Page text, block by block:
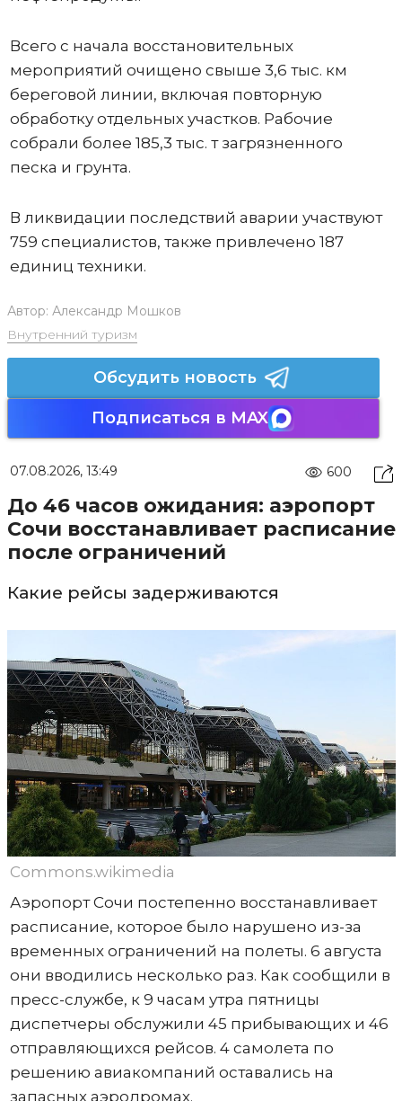
Всего с начала восстановительных
мероприятий очищено свыше 3,6 тыс. км
береговой линии, включая повторную
обработку отдельных участков. Рабочие
собрали более 185,3 тыс. т загрязненного
песка и грунта.
В ликвидации последствий аварии участвуют
759 специалистов, также привлечено 187
единиц техники.
Автор: Александр Мошков
Внутренний туризм
Обсудить новость
Подписаться в MAX
07.08.2026, 13:49 600
До 46 часов ожидания: аэропорт
Сочи восстанавливает расписание
после ограничений
Какие рейсы задерживаются
Commons.wikimedia
Аэропорт Сочи постепенно восстанавливает
расписание, которое было нарушено из-за
временных ограничений на полеты. 6 августа
они вводились несколько раз. Как сообщили в
пресс-службе, к 9 часам утра пятницы
диспетчеры обслужили 45 прибывающих и 46
отправляющихся рейсов. 4 самолета по
решению авиакомпаний оставались на
запасных аэродромах.